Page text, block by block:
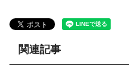
関連記事